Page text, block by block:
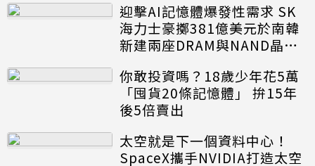
迎擊AI記憶體爆發性需求 SK
海力士豪擲381億美元於南韓
新建兩座DRAM與NAND晶圓
你敢投資嗎？18歲少年花5萬
「囤貨20條記憶體」 拚15年
後5倍賣出
太空就是下一個資料中心！
SpaceX攜手NVIDIA打造太空